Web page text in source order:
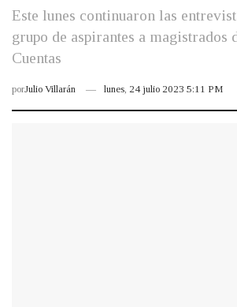
Este lunes continuaron las
grupo de aspirantes a magistrados
Cuentas
porJulio Villarán lunes, 24 julio 2023 5:11 PM